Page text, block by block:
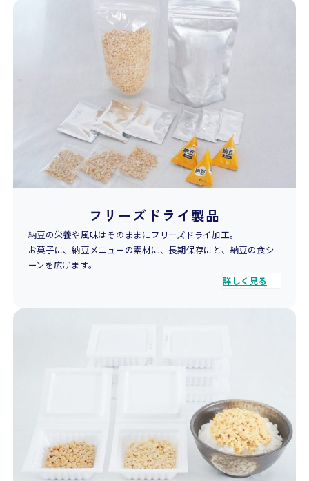
フリーズドライ製品
納豆の栄養や風味はそのままにフリーズドライ加工。
お菓子に、納豆メニューの素材に、長期保存にと、納豆の食シ
ーンを広げます。
詳しく見る